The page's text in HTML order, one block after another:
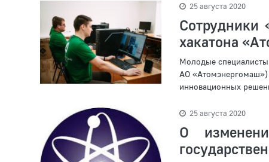
25 августа 2020
Сотрудники
хакатона
Молодые
АО «Атомэнергомаш»)
инновационных
25 августа 2020
О